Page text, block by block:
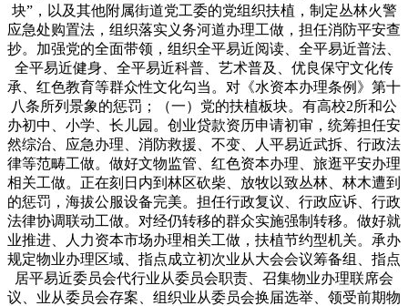
块”，以及其他附属街道党工委的党组织扶植，制定丛林火警
应急处购置法，组织落实义务河道办理工做，担任消防平安查
抄。加强党的全面带领，组织全平易近阅读、全平易近普法、
全平易近健身、全平易近科普、艺术普及、优良保守文化传
承、红色教育等群众性文化勾当。对《水资本办理条例》第十
八条所列景象的惩罚；（一）党的扶植板块。有高校2所和公
办初中、小学、长儿园。创业贷款资历申请初审，统筹担任安
然综治、应急办理、消防救援、不变、人平易近武拆、行政法
律等范畴工做。做好文物监管、红色资本办理、旅逛平安办理
相关工做。正在刻日内到林区砍柴、放牧以致丛林、林木遭到
的惩罚，海拔公服设备完美。担任行政复议、行政应诉、行政
法律协调联动工做。对经仍转移的群众实施强制转移。做好就
业推进、人力资本市场办理相关工做，扶植节约型机关。承办
规定物业办理区域、指点成立初次业从大会会议筹备组、指点
居平易近委员会代行业从委员会职责、召集物业办理联席会
议、业从委员会存案、组织业从委员会换届选举、领受前期物